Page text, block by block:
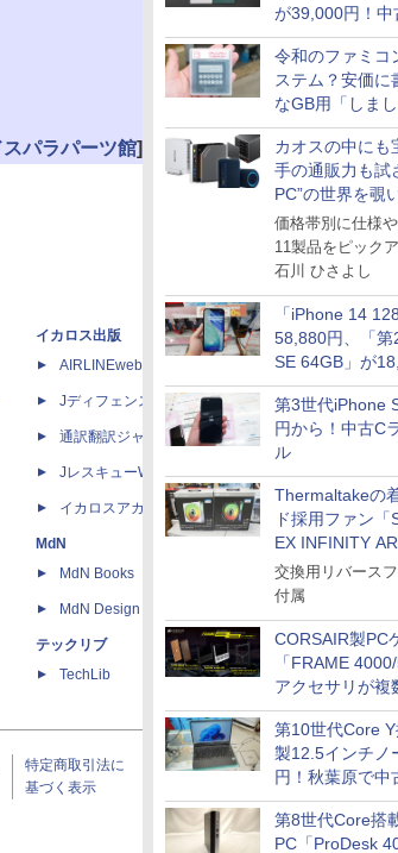
が39,000円！中
令和のファミコ
ステム？安価に
なGB用「しまし
システム」
カオスの中にも
手の通販力も試
PC”の世界を覗
価格帯別に仕様や
11製品をピック
石川 ひさよし
「iPhone 14
58,880円、「
SE 64GB」が
古Bランク品セ
第3世代iPhone
円から！中古C
ル
Thermaltakeの
ド採用ファン「
EX INFINITY
に単品パッケー
交換用リバース
付属
CORSAIR製PC
「FRAME
アクセサリが複
木製パネルや背
応トレイなど
第10世代Core
製12.5インチノ
円！秋葉原で中
第8世代Core搭
PC「ProDesk
スパラパーツ館]
イカロス出版
AIRLINEweb
Jディフェンスニュース
通訳翻訳ジャーナル
JレスキューWeb
イカロスアカデミー
MdN
MdN Books
MdN Design Interactive
テックリブ
TechLib
ICE
天海社
Comic curea
impress QuickBooks
PUBFUN
パブファンセルフ
IPGネットワーク
TシャツPOD
カスタム写真集
Impress Group
tion
特定商取引法に
基づく表示